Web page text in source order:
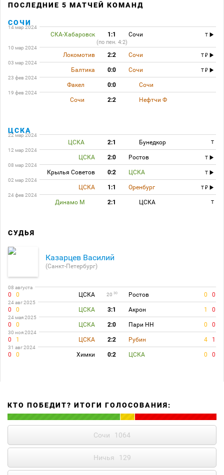
ПОСЛЕДНИЕ 5 МАТЧЕЙ КОМАНД
СОЧИ
14 мар 2024
СКА-Хабаровск 1:1 Сочи T
(по пен. 4:2)
10 мар 2024
Локомотив 2:2 Сочи
T
03 мар 2024
Балтика 0:0 Сочи
T
23 фев 2024
Факел 0:0 Сочи
19 фев 2024
Сочи 2:2 Нефтчи Ф
ЦСКА
22 мар 2024
ЦСКА 2:1 Бунедкор
T
12 мар 2024
ЦСКА 2:0 Ростов
T
08 мар 2024
Крылья Советов 0:2 ЦСКА
T
02 мар 2024
ЦСКА 1:1 Оренбург
T
24 фев 2024
Динамо М 2:1 ЦСКА T
СУДЬЯ
Казарцев Василий
(Санкт-Петербург)
08 августа
0 0 ЦСКА 20 30 Ростов 0 0
24 авг 2025
0 0 ЦСКА 3:1 Акрон 1 0
24 мая 2025
0 0 ЦСКА 2:0 Пари НН 0 0
30 ноя 2024
0 1 ЦСКА 2:2 Рубин 4 1
31 авг 2024
0 0 Химки 0:2 ЦСКА 0 0
КТО ПОБЕДИТ? ИТОГИ ГОЛОСОВАНИЯ:
Сочи 1064
Ничья 129